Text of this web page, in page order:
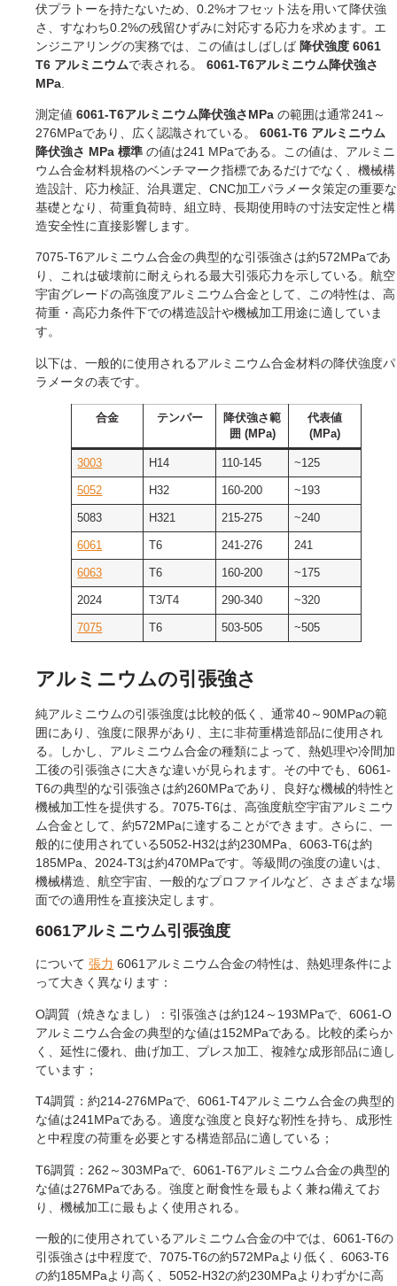
伏プラトーを持たないため、0.2%オフセット法を用いて降伏強
さ、すなわち0.2%の残留ひずみに対応する応力を求めます。エ
ンジニアリングの実務では、この値はしばしば 降伏強度 6061
T6 アルミニウムで表される。 6061-T6アルミニウム降伏強さ
MPa
測定値 6061-T6アルミニウム降伏強さMPa の範囲は通常241～
276MPaであり、広く認識されている。 6061-T6 アルミニウム
降伏強さ MPa 標準 の値は241 MPaである。この値は、アルミニ
ウム合金材料規格のベンチマーク指標であるだけでなく、機械構
造設計、応力検証、治具選定、CNC加工パラメータ策定の重要な
基礎となり、荷重負荷時、組立時、長期使用時の寸法安定性と構
造安全性に直接影響します。
7075-T6アルミニウム合金の典型的な引張強さは約572MPaであ
り、これは破壊前に耐えられる最大引張応力を示している。航空
宇宙グレードの高強度アルミニウム合金として、この特性は、高
荷重・高応力条件下での構造設計や機械加工用途に適していま
す。
以下は、一般的に使用されるアルミニウム合金材料の降伏強度パ
ラメータの表です。
合金 テンパー
降伏強さ範
囲 (MPa)
代表値
(MPa)
3003 H14 110-145 ~125
5052 H32 160-200 ~193
5083 H321 215-275 ~240
6061 T6 241-276 241
6063 T6 160-200 ~175
2024 T3/T4 290-340 ~320
7075 T6 503-505 ~505
アルミニウムの引張強さ
純アルミニウムの引張強度は比較的低く、通常40～90MPaの範
囲にあり、強度に限界があり、主に非荷重構造部品に使用され
る。しかし、アルミニウム合金の種類によって、熱処理や冷間加
工後の引張強さに大きな違いが見られます。その中でも、6061-
T6の典型的な引張強さは約260MPaであり、良好な機械的特性と
機械加工性を提供する。7075-T6は、高強度航空宇宙アルミニウ
ム合金として、約572MPaに達することができます。さらに、一
般的に使用されている5052-H32は約230MPa、6063-T6は約
185MPa、2024-T3は約470MPaです。等級間の強度の違いは、
機械構造、航空宇宙、一般的なプロファイルなど、さまざまな場
面での適用性を直接決定します。
6061アルミニウム引張強度
について 張力 6061アルミニウム合金の特性は、熱処理条件によ
って大きく異なります：
O調質（焼きなまし）：引張強さは約124～193MPaで、6061-O
アルミニウム合金の典型的な値は152MPaである。比較的柔らか
く、延性に優れ、曲げ加工、プレス加工、複雑な成形部品に適し
ています；
T4調質：約214-276MPaで、6061-T4アルミニウム合金の典型的
な値は241MPaである。適度な強度と良好な靭性を持ち、成形性
と中程度の荷重を必要とする構造部品に適している；
T6調質：262～303MPaで、6061-T6アルミニウム合金の典型的
な値は276MPaである。強度と耐食性を最もよく兼ね備えてお
り、機械加工に最もよく使用される。
一般的に使用されているアルミニウム合金の中では、6061-T6の
引張強さは中程度で、7075-T6の約572MPaより低く、6063-T6
の約185MPaより高く、5052-H32の約230MPaよりわずかに高